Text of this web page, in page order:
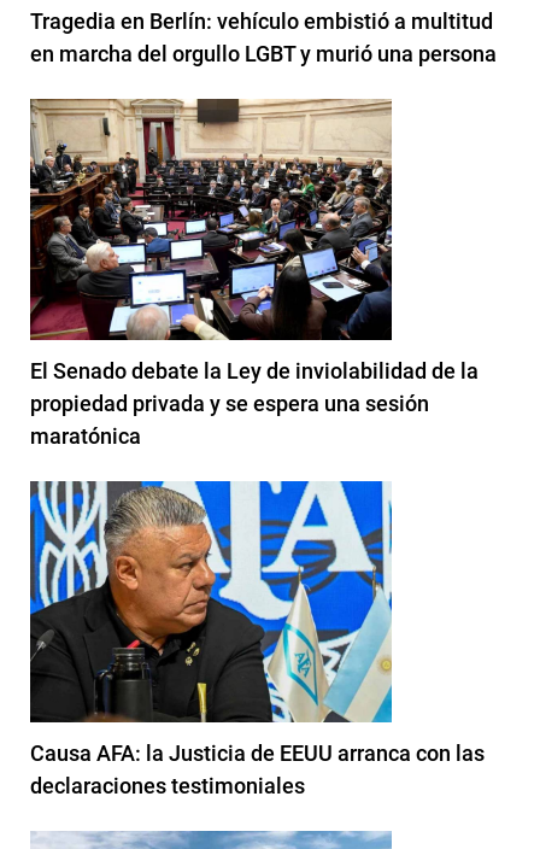
Tragedia en Berlín: vehículo embistió a multitud
en marcha del orgullo LGBT y murió una persona
El Senado debate la Ley de inviolabilidad de la
propiedad privada y se espera una sesión
maratónica
Causa AFA: la Justicia de EEUU arranca con las
declaraciones testimoniales